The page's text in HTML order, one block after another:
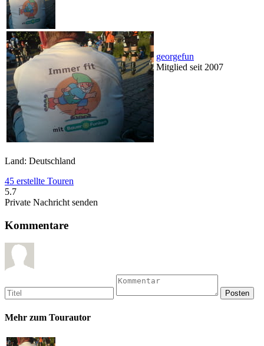
georgefun
Mitglied seit 2007
Land: Deutschland
45 erstellte Touren
5.7
Private Nachricht senden
Kommentare
Mehr zum Tourautor